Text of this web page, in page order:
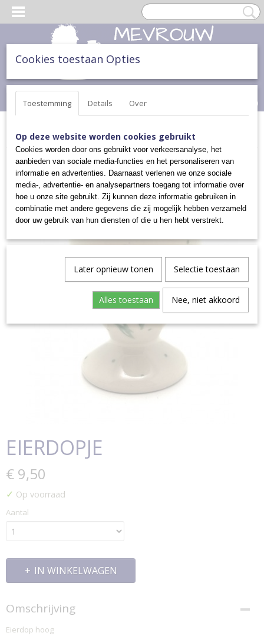
Inloggen Registreren
(0)
Home >ONTBIJT, LUNCH & DINER>EIERDOPJES>
EIERDOPJE
€ 9,50
✓ Op voorraad
Aantal
IN WINKELWAGEN
Omschrijving
Eierdop hoog
Cookies toestaan Opties
Toestemming Details Over
Op deze website worden cookies gebruikt
Cookies worden door ons gebruikt voor verkeersanalyse, het
aanbieden van sociale media-functies en het personaliseren van
informatie en advertenties. Daarnaast verlenen we onze sociale
media-, advertentie- en analysepartners toegang tot informatie over
hoe u onze site gebruikt. Zij kunnen deze informatie gebruiken in
combinatie met andere gegevens die zij mogelijk hebben verzameld
door uw gebruik van hun diensten of die u hen hebt verstrekt.
Later opnieuw tonen Selectie toestaan
Alles toestaan Nee, niet akkoord